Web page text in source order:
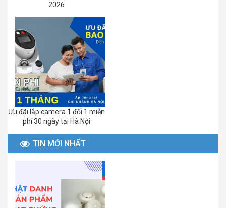
2026
Ưu đãi lắp camera 1 đổi 1 miễn
phí 30 ngày tại Hà Nội
TIN MỚI NHẤT